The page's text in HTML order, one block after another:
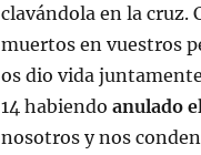
clavándola en la cruz.
muertos en vuestros
os dio vida
14 habiendo anulado
nosotros y nos